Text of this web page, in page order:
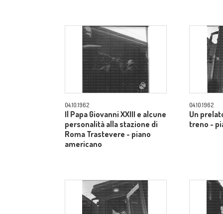
04.10.1962
Il Papa Giovanni XXIII e alcune
personalità alla stazione di
Roma Trastevere - piano
americano
04.10.1962
Un
treno -